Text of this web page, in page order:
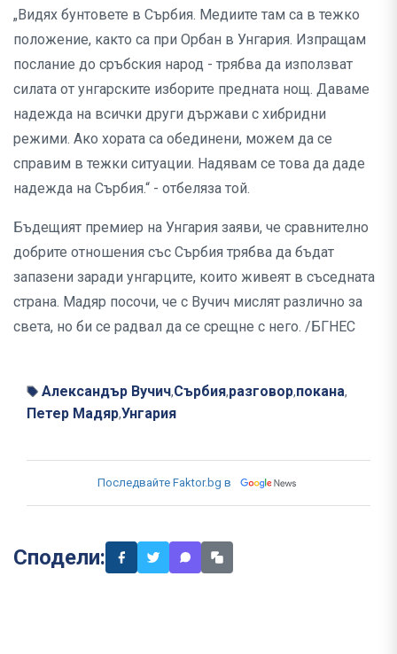
„Видях бунтовете в Сърбия. Медиите там са в тежко
положение, както са при Орбан в Унгария. Изпращам
послание до сръбския народ - трябва да използват
силата от унгарските изборите предната нощ. Даваме
надежда на всички други държави с хибридни
режими. Ако хората са обединени, можем да се
справим в тежки ситуации. Надявам се това да даде
надежда на Сърбия.“ - отбеляза той.
Бъдещият премиер на Унгария заяви, че сравнително
добрите отношения със Сърбия трябва да бъдат
запазени заради унгарците, които живеят в съседната
страна. Мадяр посочи, че с Вучич мислят различно за
света, но би се радвал да се срещне с него. /БГНЕС
Александър Вучич,Сърбия,разговор,покана,
Петер Мадяр,Унгария
Последвайте Faktor.bg в
Сподели: